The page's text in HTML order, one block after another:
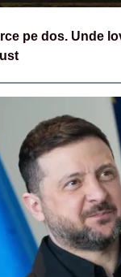
pe dos. Unde